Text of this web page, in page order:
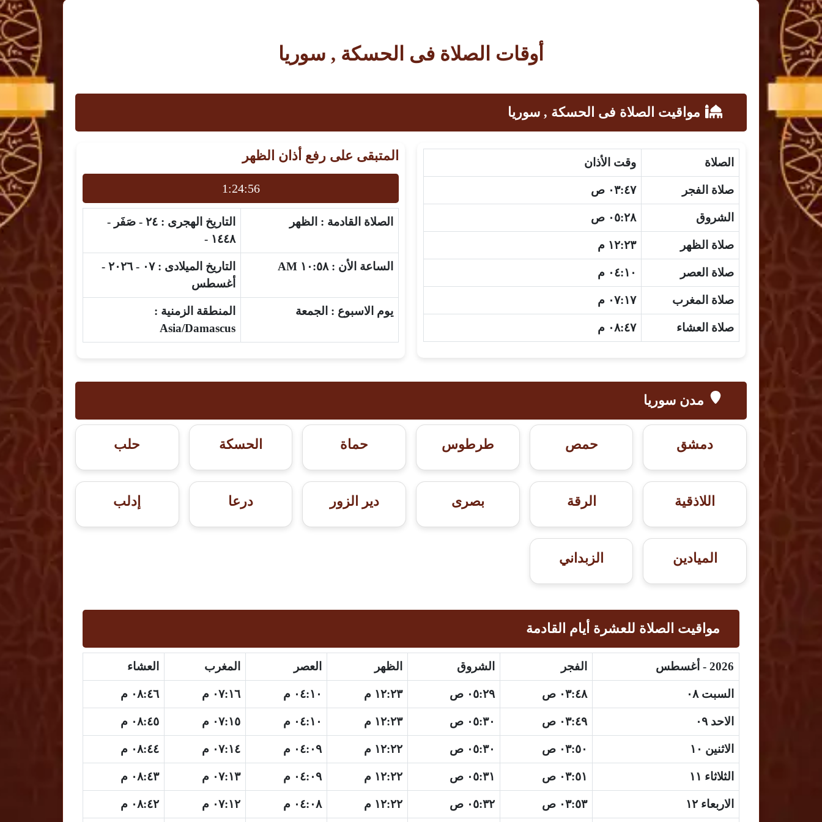
أوقات الصلاة فى الحسكة , سوريا
مواقيت الصلاة فى الحسكة , سوريا
الصلاة وقت الأذان
صلاة الفجر ٠٣:٤٧ ص
الشروق ٠٥:٢٨ ص
صلاة الظهر ١٢:٢٣ م
صلاة العصر ٠٤:١٠ م
صلاة المغرب ٠٧:١٧ م
صلاة العشاء ٠٨:٤٧ م
المتبقى على رفع أذان الظهر
1:24:56
الصلاة القادمة : الظهر التاريخ الهجرى :
٢٤ - صَفَر -
١٤٤٨ -
الساعة الأن : التاريخ الميلادى :
٠٧ - ٢٠٢٦ -
أغسطس
يوم الاسبوع : الجمعة
المنطقة الزمنية :
Asia/Damascus
مدن سوريا
دمشق حمص طرطوس حماة الحسكة حلب
اللاذقية الرقة بصرى دير الزور درعا إدلب
الميادين الزبداني
مواقيت الصلاة للعشرة أيام القادمة
2026 - أغسطس الفجر الشروق الظهر العصر المغرب العشاء
السبت ٠٨ ٠٣:٤٨ ص ٠٥:٢٩ ص ١٢:٢٣ م ٠٤:١٠ م ٠٧:١٦ م ٠٨:٤٦ م
الاحد ٠٩ ٠٣:٤٩ ص ٠٥:٣٠ ص ١٢:٢٣ م ٠٤:١٠ م ٠٧:١٥ م ٠٨:٤٥ م
الاثنين ١٠ ٠٣:٥٠ ص ٠٥:٣٠ ص ١٢:٢٢ م ٠٤:٠٩ م ٠٧:١٤ م ٠٨:٤٤ م
الثلاثاء ١١ ٠٣:٥١ ص ٠٥:٣١ ص ١٢:٢٢ م ٠٤:٠٩ م ٠٧:١٣ م ٠٨:٤٣ م
الاربعاء ١٢ ٠٣:٥٣ ص ٠٥:٣٢ ص ١٢:٢٢ م ٠٤:٠٨ م ٠٧:١٢ م ٠٨:٤٢ م